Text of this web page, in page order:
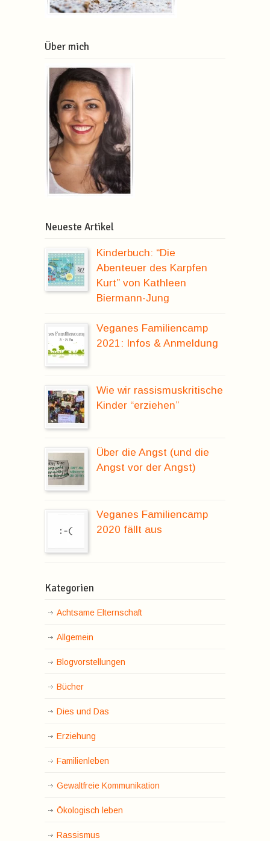
Über mich
Neueste Artikel
Kinderbuch: “Die
Abenteuer des Karpfen
Kurt” von Kathleen
Biermann-Jung
Veganes Familiencamp
2021: Infos & Anmeldung
Wie wir rassismuskritische
Kinder “erziehen”
Über die Angst (und die
Angst vor der Angst)
Veganes Familiencamp
2020 fällt aus
Kategorien
Achtsame Elternschaft
Allgemein
Blogvorstellungen
Bücher
Dies und Das
Erziehung
Familienleben
Gewaltfreie Kommunikation
Ökologisch leben
Rassismus